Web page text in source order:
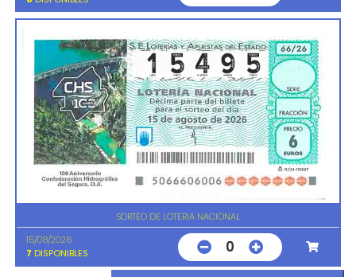
SORTEO DE LOTERIA NACIONAL
15/08/2026
7 DISPONIBLES 0